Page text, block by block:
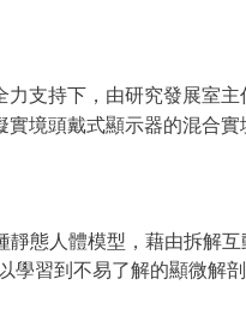
支持下，由研究發展室
境頭戴式顯示器的混合
態人體模型，藉由拆解
習到不易了解的顯微解